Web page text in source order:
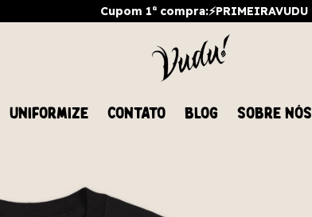
Cupom 1ª compra:⚡PRIMEIRAVUDU
UNIFORMIZE CONTATO BLOG SOBRE NÓS